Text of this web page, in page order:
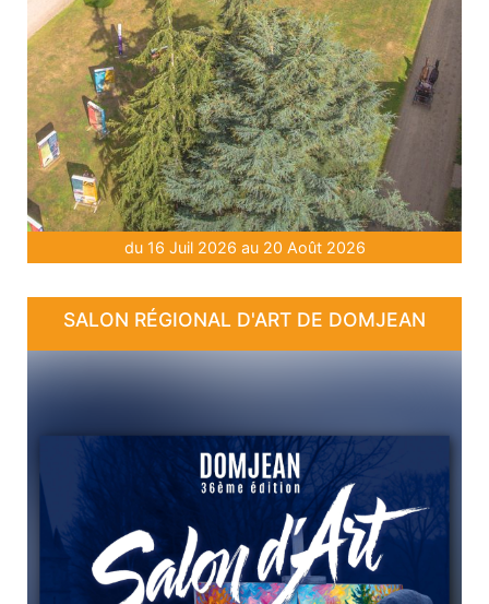
du 16 Juil 2026 au 20 Août 2026
SALON RÉGIONAL D'ART DE DOMJEAN